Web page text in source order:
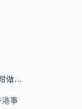
做…
港事